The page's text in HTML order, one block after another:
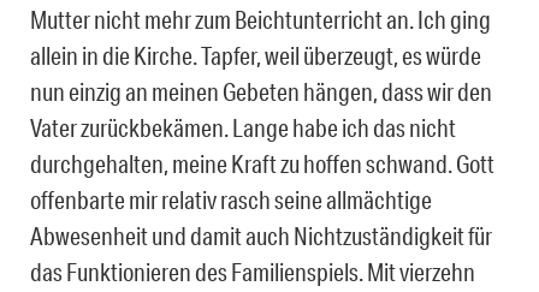
Mutter nicht mehr zum Beichtunterricht an. Ich ging
allein in die Kirche. Tapfer, weil überzeugt, es würde
nun einzig an meinen Gebeten hängen, dass wir den
Vater zurückbekämen. Lange habe ich das nicht
durchgehalten, meine Kraft zu hoffen schwand. Gott
offenbarte mir relativ rasch seine allmächtige
Abwesenheit und damit auch Nichtzuständigkeit für
das Funktionieren des Familienspiels. Mit vierzehn